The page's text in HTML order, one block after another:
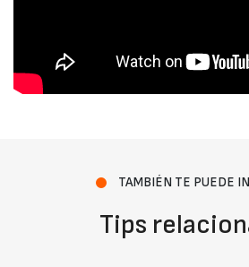
TAMBIÉN TE PUEDE
Tips